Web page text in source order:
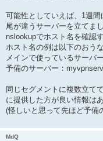
可能性としていえば、1週
尾が違うサーバーを立てま
nslookupでホスト名を確認
ホスト名の例は以下のおう
メインで使っているサーバ
予備のサーバー：
同じセグメントに複数立て
に提供した方が良い情報は
(怪しいと思って先ほど予備
MdQ